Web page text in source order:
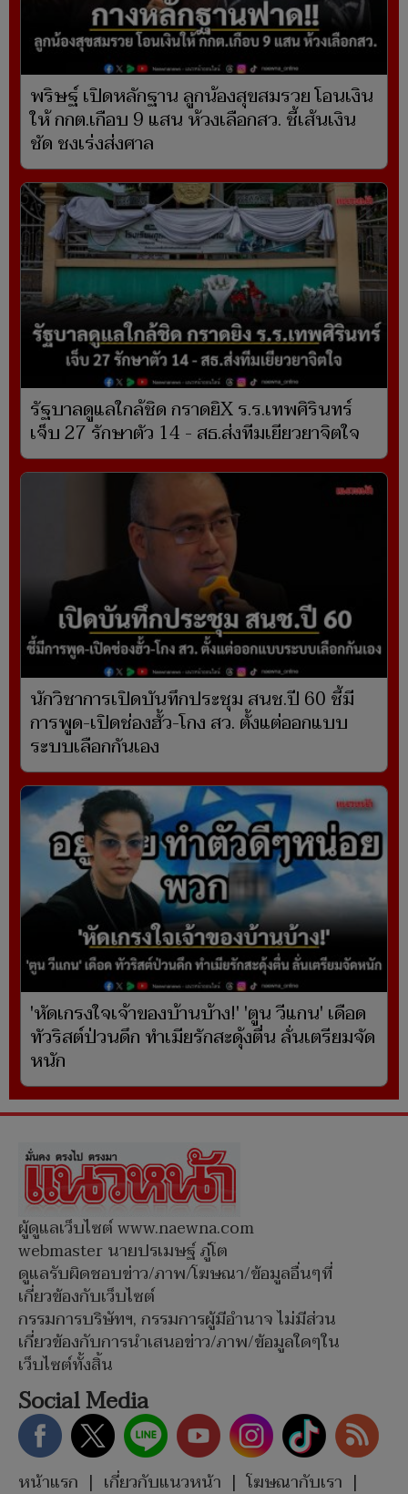
พริษฐ์ เปิดหลักฐาน ลูกน้องสุขสมรวย โอนเงิน
ให้ กกต.เกือบ 9 แสน ห้วงเลือกสว. ชี้เส้นเงิน
ชัด ชงเร่งส่งศาล
รัฐบาลดูแลใกล้ชิด กราดยิX ร.ร.เทพศิรินทร์
เจ็บ 27 รักษาตัว 14 - สธ.ส่งทีมเยียวยาจิตใจ
นักวิชาการเปิดบันทึกประชุม สนช.ปี 60 ชี้มี
การพูด-เปิดช่องฮั้ว-โกง สว. ตั้งแต่ออกแบบ
ระบบเลือกกันเอง
'หัดเกรงใจเจ้าของบ้านบ้าง!' 'ตูน วีแกน' เดือด
ทัวริสต์ป่วนดึก ทำเมียรักสะดุ้งตื่น ลั่นเตรียมจัด
หนัก
ผู้ดูแลเว็บไซต์ www.naewna.com
webmaster นายปรเมษฐ์ ภู่โต
ดูแลรับผิดชอบข่าว/ภาพ/โฆษณา/ข้อมูลอื่นๆที่
เกี่ยวข้องกับเว็บไซต์
กรรมการบริษัทฯ, กรรมการผู้มีอำนาจ ไม่มีส่วน
เกี่ยวข้องกับการนำเสนอข่าว/ภาพ/ข้อมูลใดๆใน
เว็บไซต์ทั้งสิ้น
Social Media
หน้าแรก | เกี่ยวกับแนวหน้า | โฆษณากับเรา |